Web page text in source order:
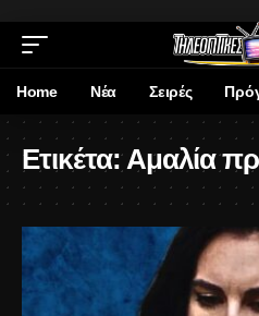
Home Νέα Σειρές
Ετικέτα:Αμαλία